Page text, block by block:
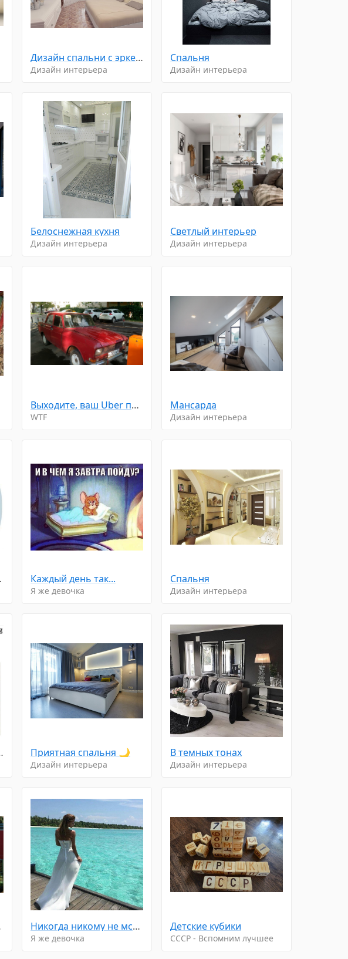
Дизайн спальни с эркерными окнами
Дизайн интерьера
Спальня
Дизайн интерьера
Белоснежная кухня
Дизайн интерьера
Светлый интерьер
Дизайн интерьера
Выходите, ваш Uber подъехал
WTF
Мансарда
Дизайн интерьера
Каждый день так...
Я же девочка
Спальня
Дизайн интерьера
животные повсюду. Приятная спальня 🌙
Дизайн интерьера
В тeмныx тoнаx
Дизайн интерьера
Никогда никому не мстите. Всё будет! У нас — хорошо, а у них — как заслужили!
Я же девочка
Детcкие кyбики
CCCP - Вспомним лучшее